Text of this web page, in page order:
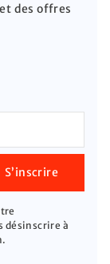
des offres
S’inscrire
désinscrire à